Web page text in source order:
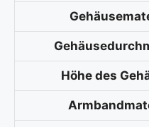
Höhe des